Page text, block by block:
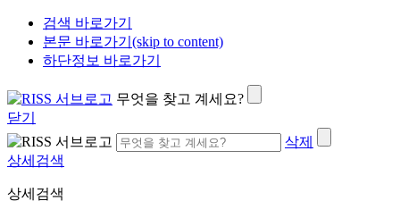
검색 바로가기
본문 바로가기(skip to content)
하단정보 바로가기
무엇을 찾고 계세요?
닫기
삭제
상세검색
상세검색